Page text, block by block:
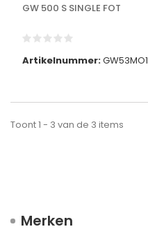
GW 500 S SINGLE FOT
Artikelnummer:GW53MO1
Toont 1 - 3 van de 3 items
Merken